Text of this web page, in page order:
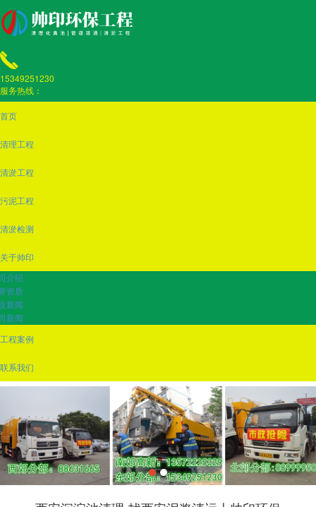
15349251230
服务热线：
首页
清理工程
清淤工程
污泥工程
清淤检测
关于帅印
介绍
资质
新闻
新闻
工程案例
联系我们